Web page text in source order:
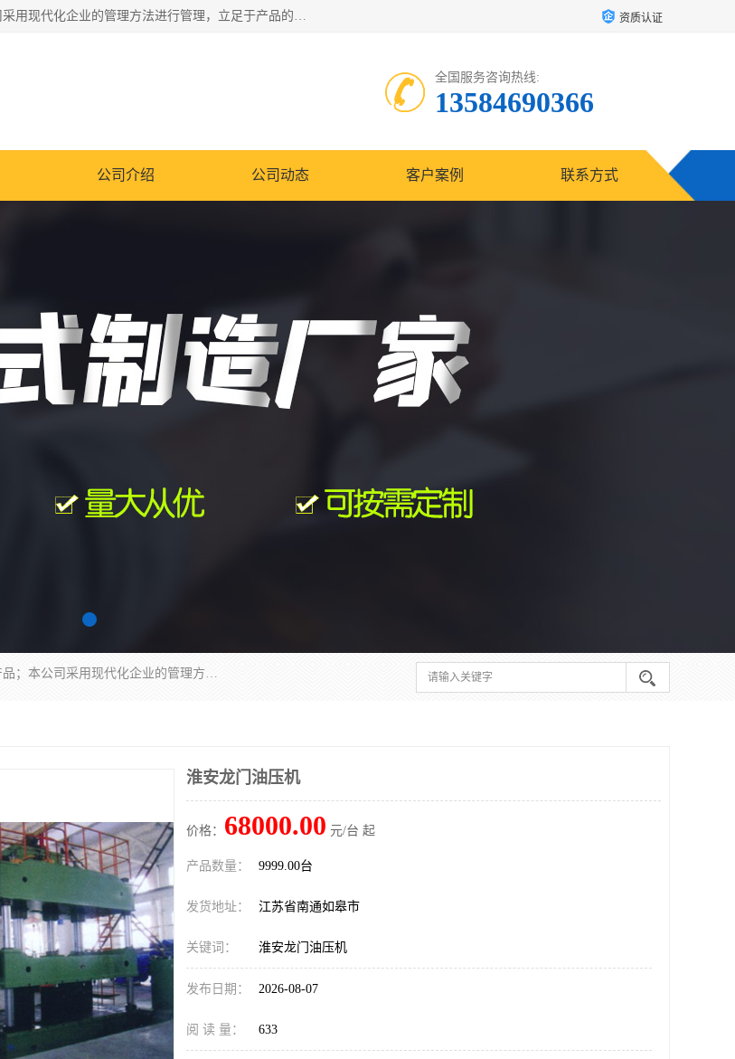
南通科达机床制造有限公司主要生产液压机、冲床、压力机等产品；本公司采用现代化企业的管理方法进行管理，立足于产品的质量管理，以优秀的品质、新颖的设计、合理的价格、完善的服务赢得广大客户的充分信赖和良好的口碑。领导层将运用科学管理方法及长期积累下来的经验和广泛领域吸取来新的技术不断调整产品结构，为市场提供精良的各类机械设备。企业将坚持与国内外各界朋友，真诚合作，共创辉煌。 资质认证
全国服务咨询热线:
13584690366
公司介绍 公司动态 客户案例 联系方式
南通科达机床制造有限公司主要生产液压机、冲床、压力机等产品；本公司采用现代化企业的管理方法进行管理，立足于产品的质量管理，以优秀的品质、新颖的设计、合理的价格、完善的服务赢得广大客户的充分信赖和良好的口碑。领导层将运用科学管理方法及长期积累下来的经验和广泛领域吸取来新的技术不断调整产品结构，为市场提供精良的各类机械设备。企业将坚持与国内外各界朋友，真诚合作，共创辉煌。
淮安龙门油压机
价格： 68000.00 元/台 起
产品数量： 9999.00台
发货地址： 江苏省南通如皋市
关键词： 淮安龙门油压机
发布日期： 2026-08-07
阅 读 量： 633